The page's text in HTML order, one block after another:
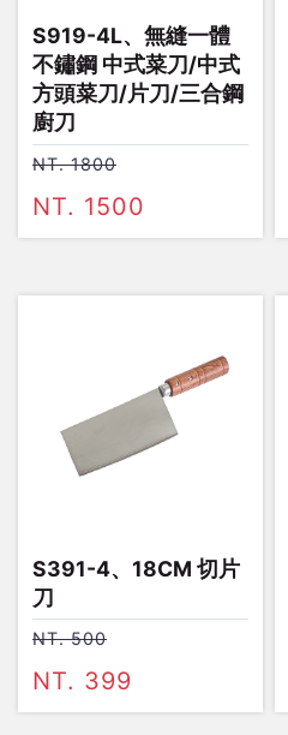
S919-4L、無縫一體
不鏽鋼 中式菜刀/中式
方頭菜刀/片刀/三合鋼
廚刀
NT. 1800
NT. 1500
S391-4、18CM 切片
刀
NT. 500
NT. 399